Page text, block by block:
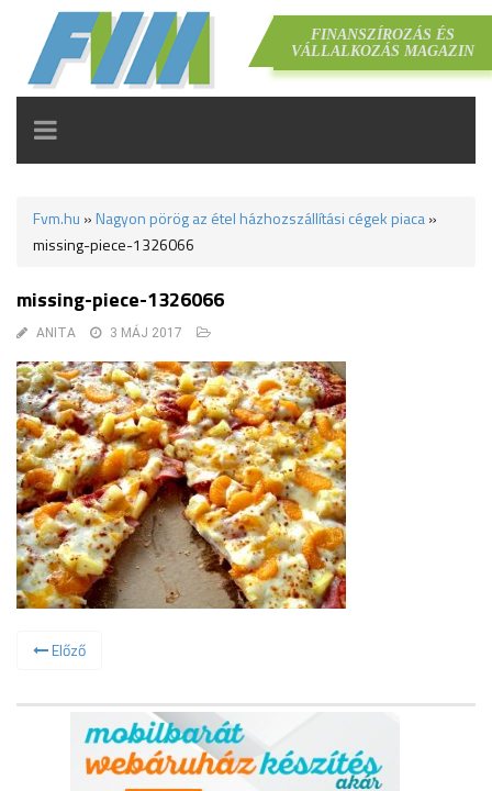
FINANSZÍROZÁS ÉS
VÁLLALKOZÁS MAGAZIN
TOGGLE
NAVIGATION
Fvm.hu » Nagyon pörög az étel házhozszállítási cégek piaca»
missing-piece-1326066
missing-piece-1326066
ANITA 3 MÁJ 2017
Előző